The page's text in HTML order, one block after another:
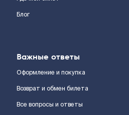
Блог
Важные ответы
Оформление и покупка
Возврат и обмен билета
Все вопросы и ответы